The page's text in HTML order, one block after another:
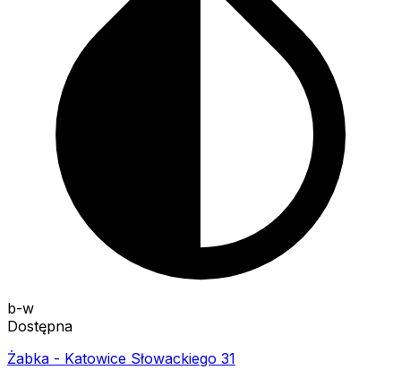
b-w
Dostępna
Żabka - Katowice Słowackiego 31